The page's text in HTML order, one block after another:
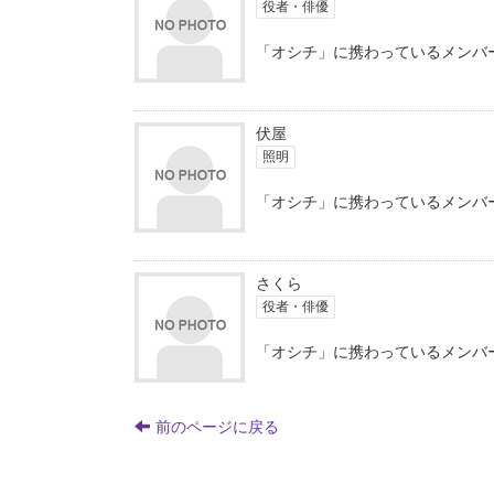
役者・俳優
「オシチ」に携わっているメンバ
伏屋
照明
「オシチ」に携わっているメンバ
さくら
役者・俳優
「オシチ」に携わっているメンバ
前のページに戻る